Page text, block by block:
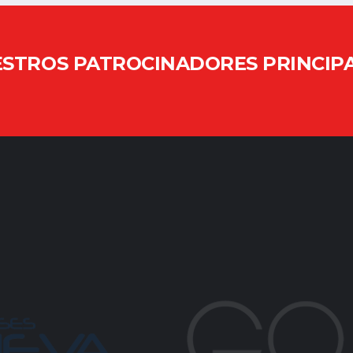
PATROCINADORES